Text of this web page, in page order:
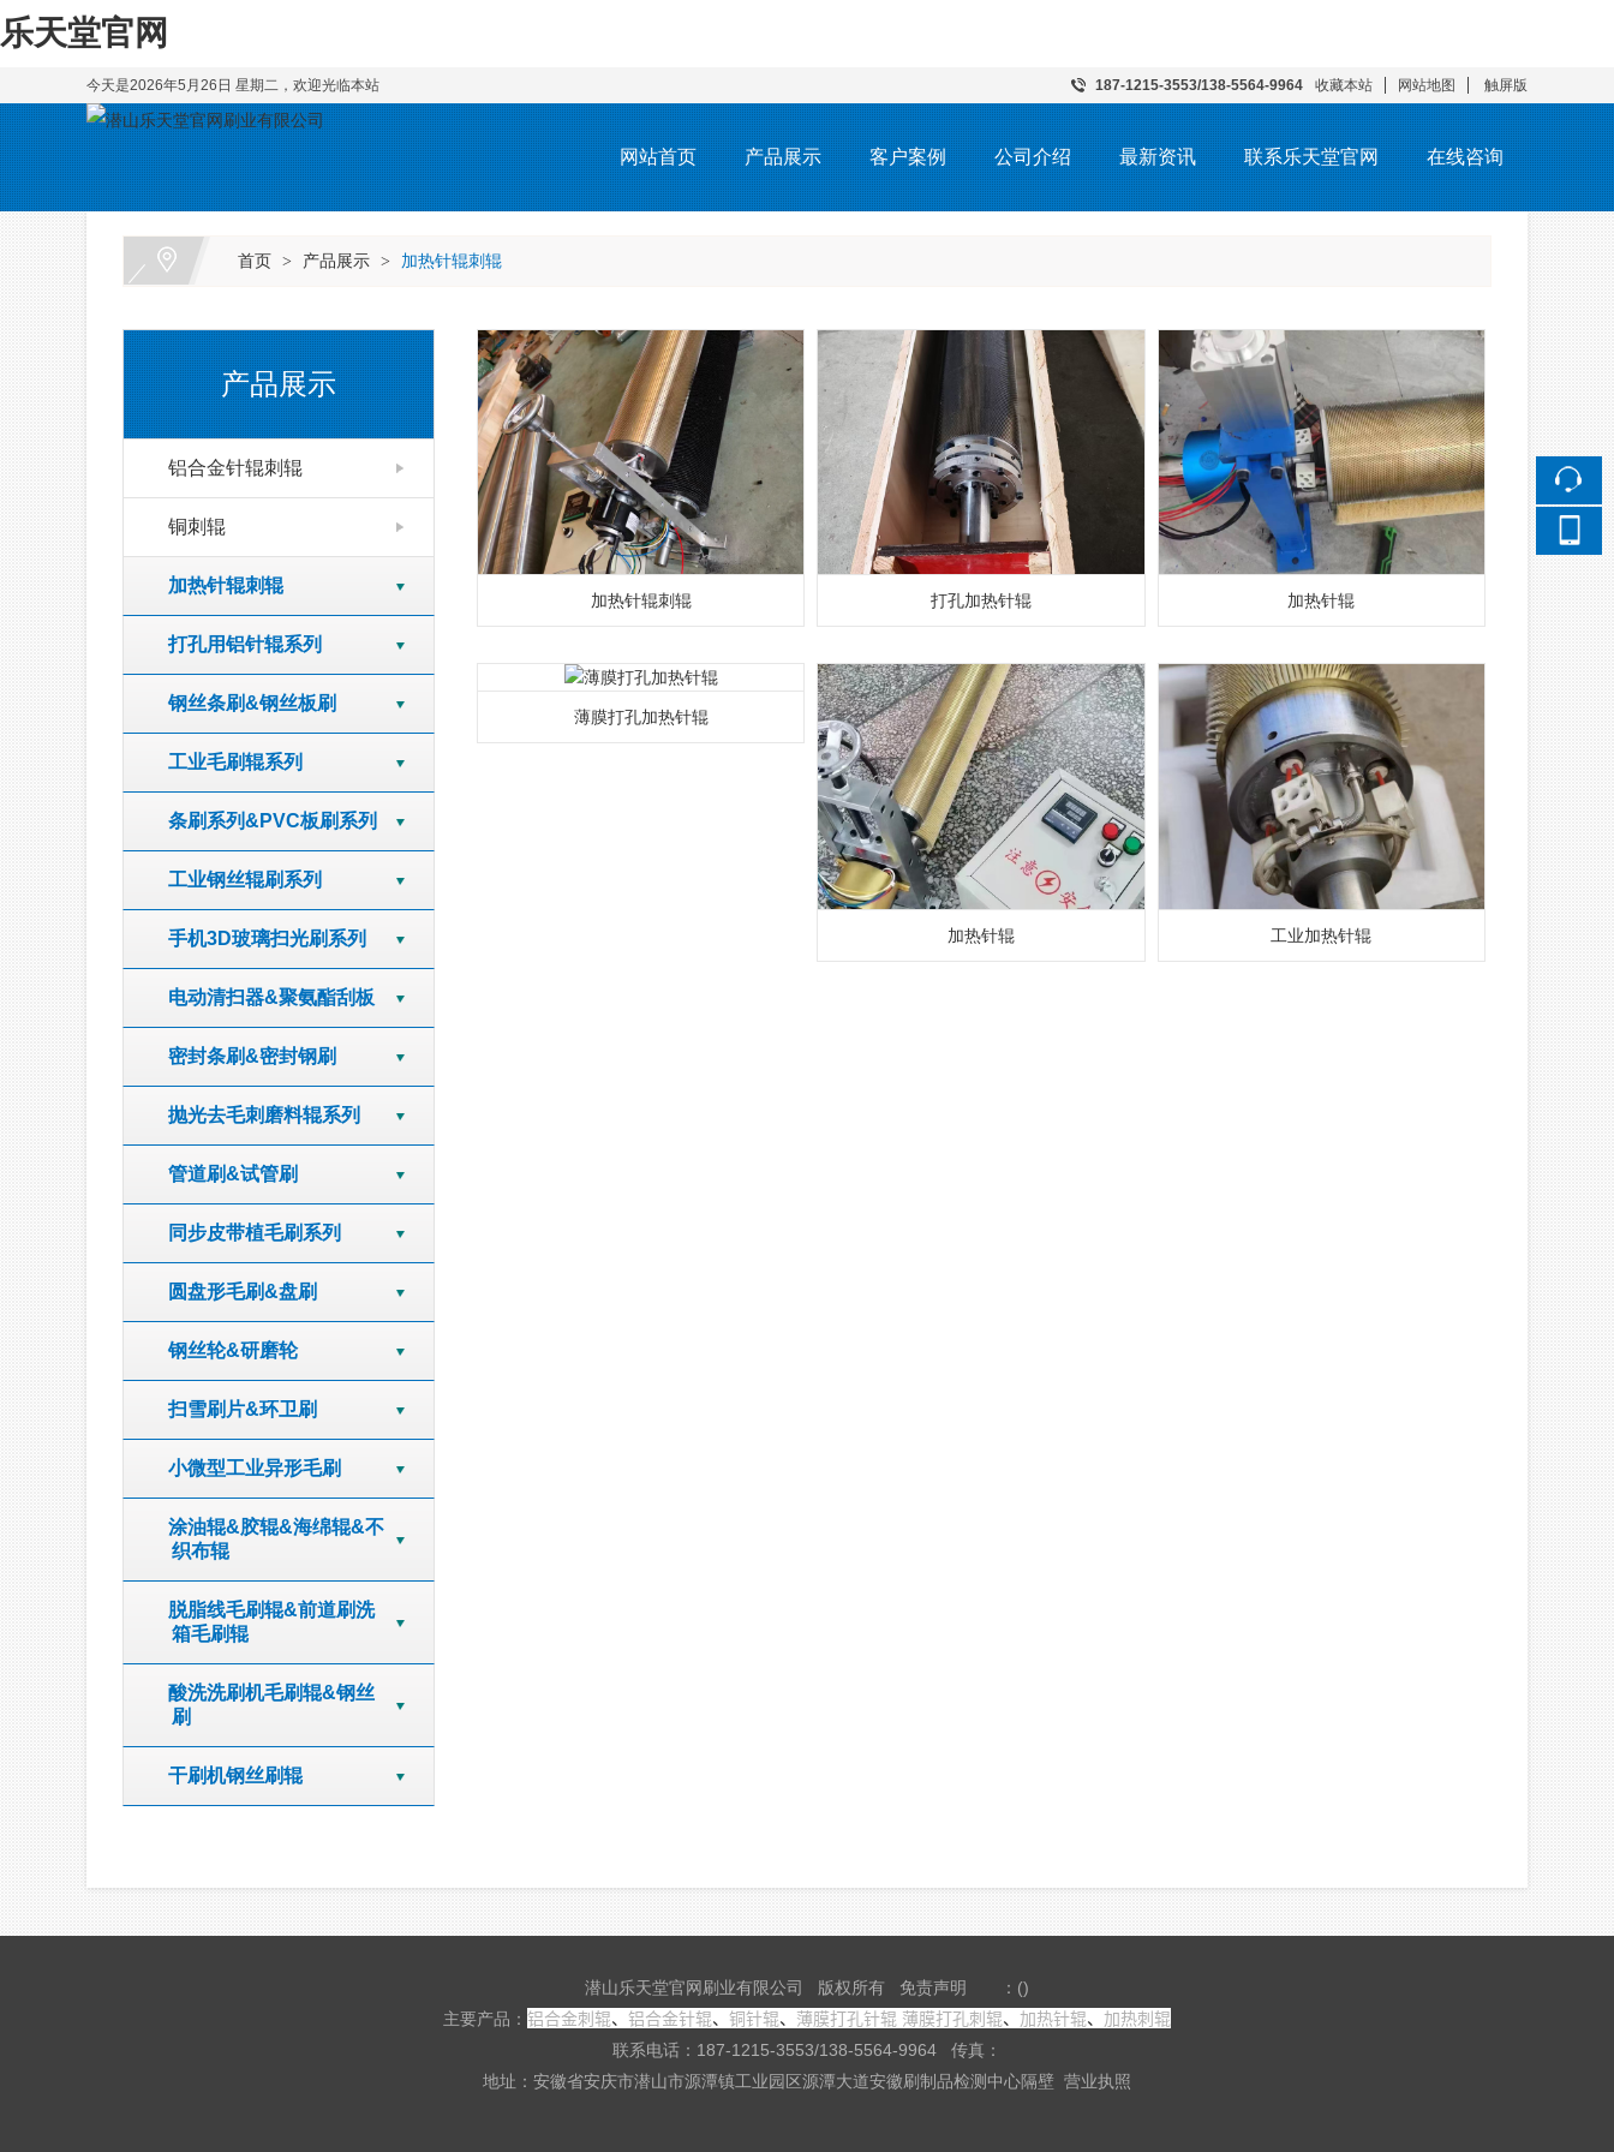
乐天堂官网
今天是2026年5月26日 星期二，欢迎光临本站 187-1215-3553/138-5564-9964 收藏本站 网站地图 触屏版
网站首页 产品展示 客户案例 公司介绍 最新资讯 联系乐天堂官网 在线咨询
首页 > 产品展示 > 加热针辊刺辊
产品展示
铝合金针辊刺辊
铜刺辊
加热针辊刺辊
打孔用铝针辊系列
钢丝条刷&钢丝板刷
工业毛刷辊系列
条刷系列&PVC板刷系列
工业钢丝辊刷系列
手机3D玻璃扫光刷系列
电动清扫器&聚氨酯刮板
密封条刷&密封钢刷
抛光去毛刺磨料辊系列
管道刷&试管刷
同步皮带植毛刷系列
圆盘形毛刷&盘刷
钢丝轮&研磨轮
扫雪刷片&环卫刷
小微型工业异形毛刷
涂油辊&胶辊&海绵辊&不
织布辊
脱脂线毛刷辊&前道刷洗
箱毛刷辊
酸洗洗刷机毛刷辊&钢丝
刷
干刷机钢丝刷辊
加热针辊刺辊 打孔加热针辊 加热针辊
薄膜打孔加热针辊
加热针辊 工业加热针辊
潜山乐天堂官网刷业有限公司 版权所有 免责声明
：()
主要产品： 铝合金刺辊、 铝合金针辊、 铜针辊、 薄膜打孔针辊 薄膜打孔刺辊、 加热针辊、 加热刺辊
联系电话：187-1215-3553/138-5564-9964 传真：
地址：安徽省安庆市潜山市源潭镇工业园区源潭大道安徽刷制品检测中心隔壁 营业执照